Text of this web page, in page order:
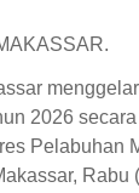
2026
Pelabuhan
Rabu